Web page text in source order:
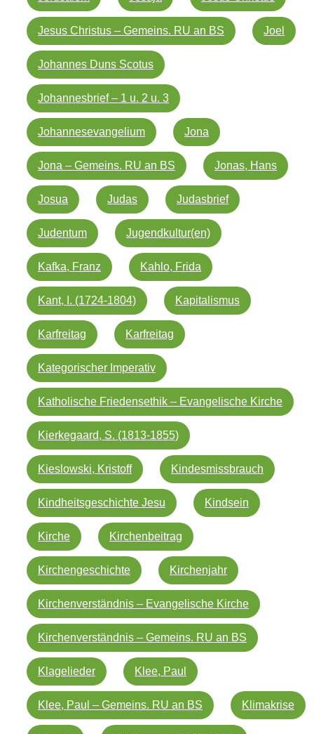
Jesus Christus – Gemeins. RU an BS Joel
Johannes Duns Scotus
Johannesbrief – 1 u. 2 u. 3
Johannesevangelium Jona
Jona – Gemeins. RU an BS Jonas, Hans
Josua Judas Judasbrief
Judentum Jugendkultur(en)
Kafka, Franz Kahlo, Frida
Kant, I. (1724-1804) Kapitalismus
Karfreitag Karfreitag
Kategorischer Imperativ
Katholische Friedensethik – Evangelische Kirche
Kierkegaard, S. (1813-1855)
Kieslowski, Kristoff Kindesmissbrauch
Kindheitsgeschichte Jesu Kindsein
Kirche Kirchenbeitrag
Kirchengeschichte Kirchenjahr
Kirchenverständnis – Evangelische Kirche
Kirchenverständnis – Gemeins. RU an BS
Klagelieder Klee, Paul
Klee, Paul – Gemeins. RU an BS Klimakrise